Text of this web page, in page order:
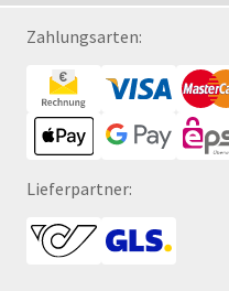
Zahlungsarten:
Lieferpartner: